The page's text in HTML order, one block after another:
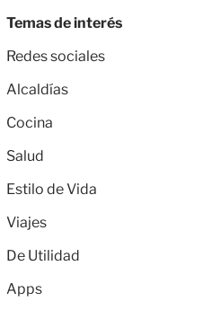
Temas de interés
Redes sociales
Alcaldías
Cocina
Salud
Estilo de Vida
Viajes
De Utilidad
Apps